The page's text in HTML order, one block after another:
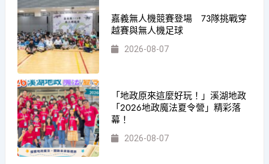
嘉義無人機競賽登場 73隊挑戰穿
越賽與無人機足球
2026-08-07
「地政原來這麼好玩！」溪湖地政
「2026地政魔法夏令營」精彩落
幕！
2026-08-07